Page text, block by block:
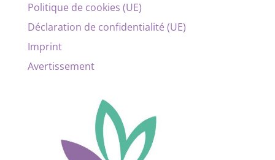
Politique de cookies (UE)
Déclaration de confidentialité (UE)
Imprint
Avertissement